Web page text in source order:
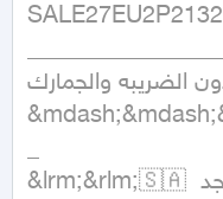
دون الضريبه والجمارك
&lrm;&rlm;🇸🇦 السعر  الموضح شامل الشحن من امريكا  الى السعوديه  وشامل رسوم اتعاب المكتب دون الضريبه والجمرك والتخليص  داخل السعوديه يوجد